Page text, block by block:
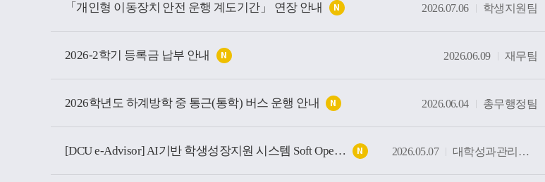
「개인형 이동장치 안전 운행 계도기간」 연장 안내 N 2026.07.06 학생지원팀
2026-2학기 등록금 납부 안내 N 2026.06.09 재무팀
2026학년도 하계방학 중 통근(통학) 버스 운행 안내 N 2026.06.04 총무행정팀
[DCU e-Advisor] AI기반 학생성장지원 시스템 Soft Opening(가오픈) 안내 N 2026.05.07 대학성과관리센터